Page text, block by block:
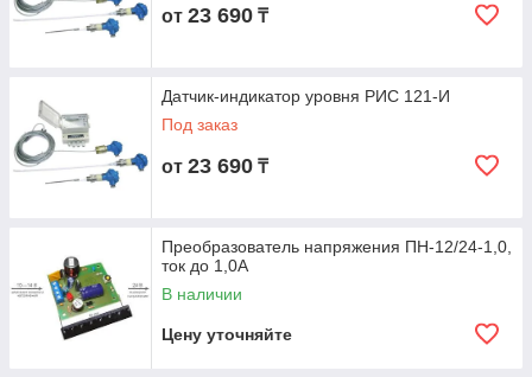
от 23 690 ₸
Датчик-индикатор уровня РИС 121-И
Под заказ
от 23 690 ₸
Преобразователь напряжения ПН-12/24-1,0,
ток до 1,0А
В наличии
Цену уточняйте